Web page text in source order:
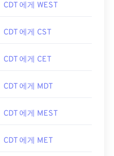
CDT 에게 WEST
CDT 에게 CST
CDT 에게 CET
CDT 에게 MDT
CDT 에게 MEST
CDT 에게 MET